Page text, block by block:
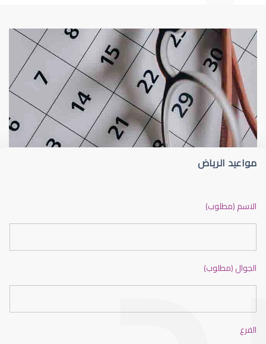
د أم كلثوم الحريريطبيب عيون
طبيب عيون شمال الرياض
مواعيد الرياض
الاسم (مطلوب)
الجوال (مطلوب)
الفرع